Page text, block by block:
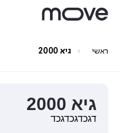
ראשי › גיא 2000
גיא 2000
דגכדגכדגכד